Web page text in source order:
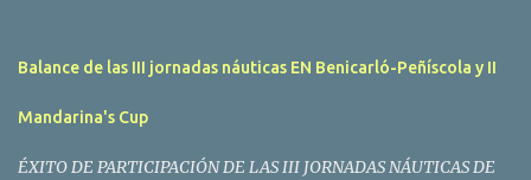
Balance de las III jornadas náuticas EN Benicarló-Peñíscola y II
Mandarina's Cup
ÉXITO DE PARTICIPACIÓN DE LAS III JORNADAS NÁUTICAS DE